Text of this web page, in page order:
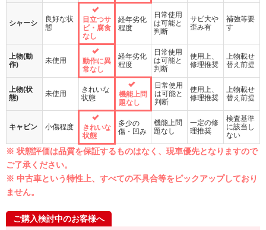
シャーシ
良好な状
態
目立つサ
ビ・腐食
なし
経年劣化
程度
日常使用
は可能と
判断
サビ大や
歪み有
補強等要
す
上物(動
作)
未使用
動作に異
常なし
経年劣化
程度
日常使用
は可能と
判断
使用上、
修理推奨
上物載せ
替え前提
上物(状
態)
未使用
きれいな
状態
機能上問
題なし
日常使用
は可能と
判断
使用上、
修理推奨
上物載せ
替え前提
キャビン 小傷程度
きれいな
状態
多少の
傷・凹み
機能上問
題なし
一定の修
理推奨
検査基準
に該当し
ない
※ 状態評価は品質を保証するものはなく、現車優先となりますので
ご了承ください。
※ 中古車という特性上、すべての不具合等をピックアップしており
ません。
ご購入検討中のお客様へ